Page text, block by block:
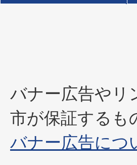
バナー広告やリ
市が保証するも
バナー広告につ